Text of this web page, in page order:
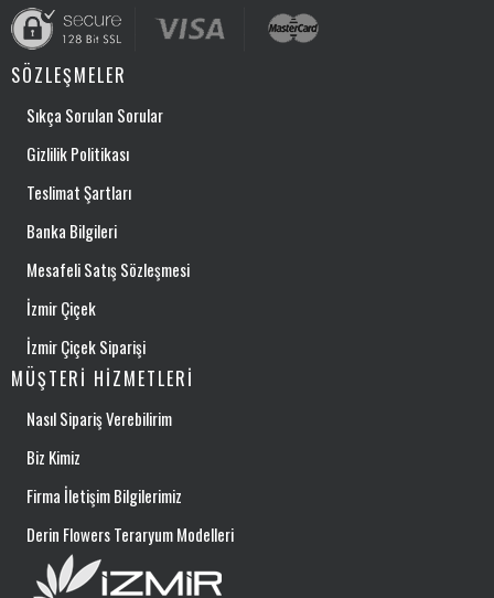
SÖZLEŞMELER
Sıkça Sorulan Sorular
Gizlilik Politikası
Teslimat Şartları
Banka Bilgileri
Mesafeli Satış Sözleşmesi
İzmir Çiçek
İzmir Çiçek Siparişi
MÜŞTERI HIZMETLERI
Nasıl Sipariş Verebilirim
Biz Kimiz
Firma İletişim Bilgilerimiz
Derin Flowers Teraryum Modelleri